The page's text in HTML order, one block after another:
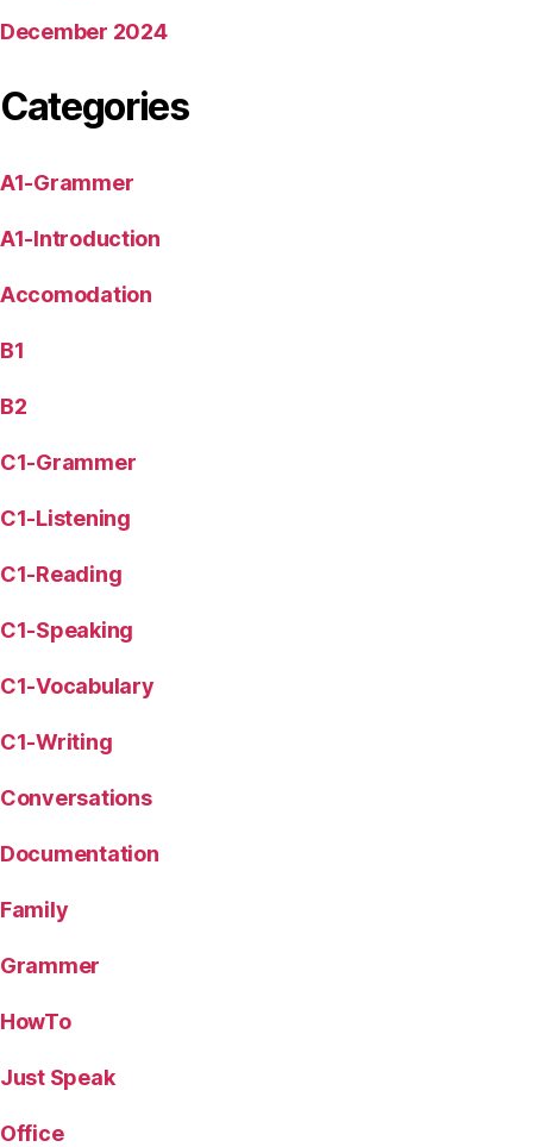
December 2024
Categories
A1-Grammer
A1-Introduction
Accomodation
B1
B2
C1-Grammer
C1-Listening
C1-Reading
C1-Speaking
C1-Vocabulary
C1-Writing
Conversations
Documentation
Family
Grammer
HowTo
Just Speak
Office